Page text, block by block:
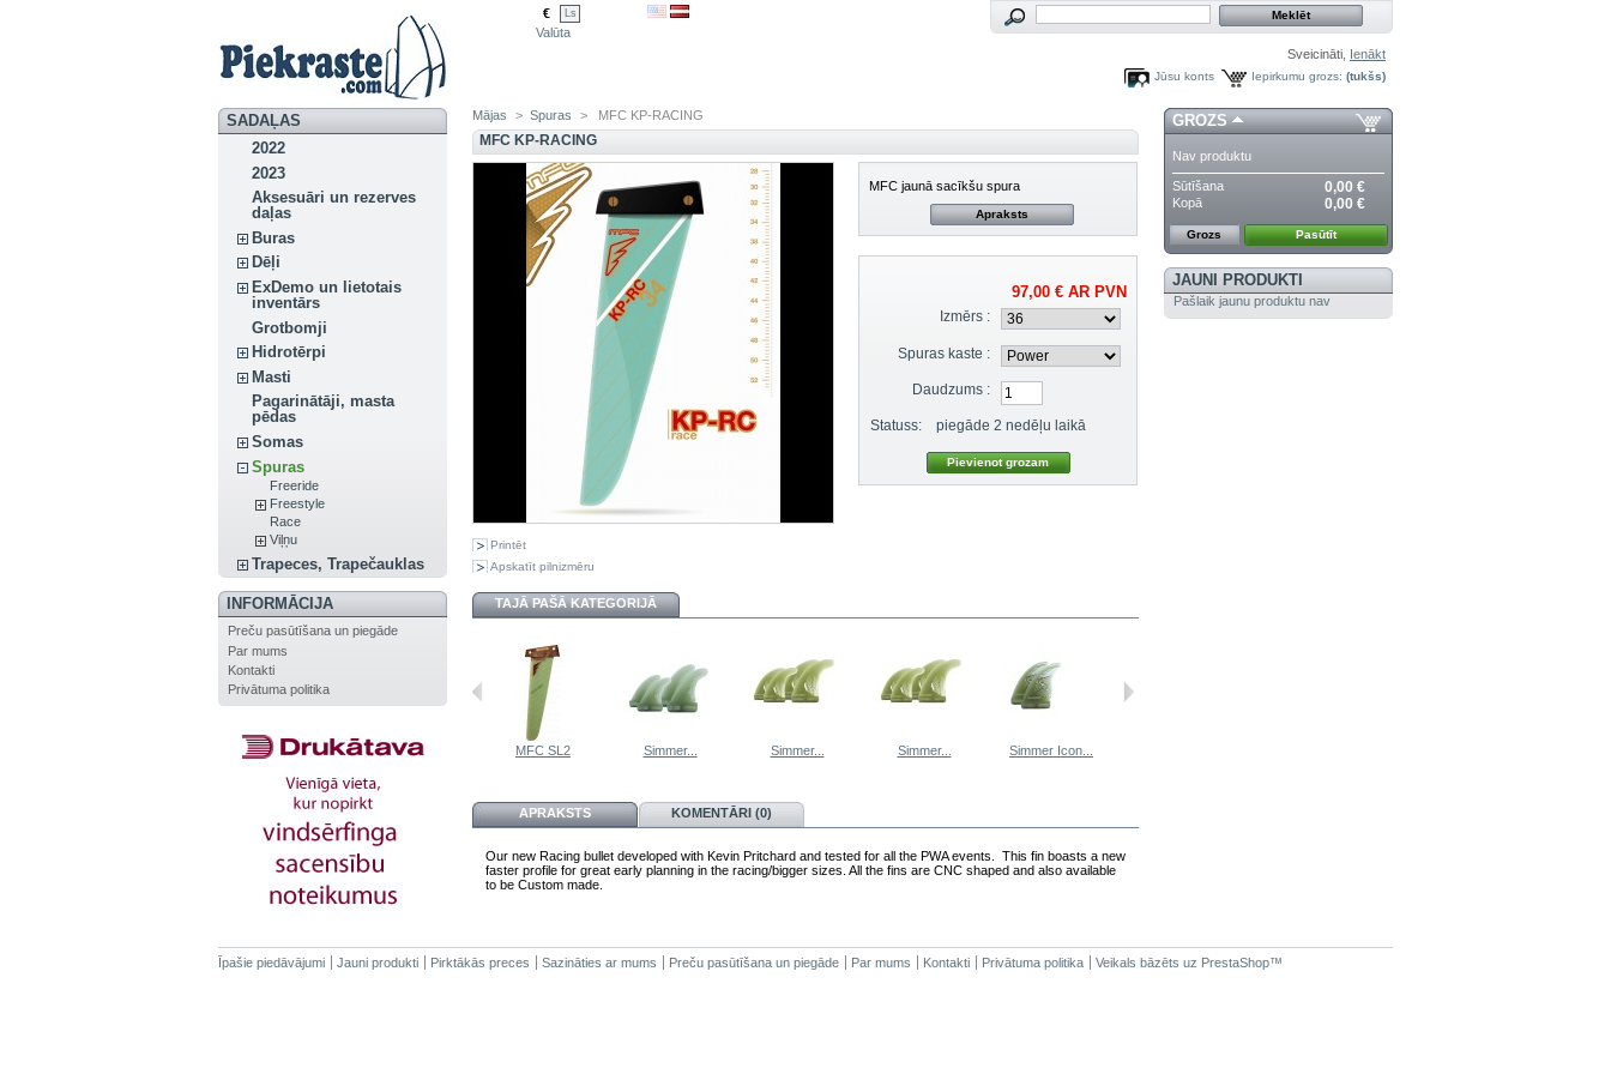
€ Ls
Valūta
Sveicināti, Ienākt
Iepirkumu grozs: (tukšs)
Jūsu konts
SADAĻAS
2022
2023
Aksesuāri un rezerves
daļas
Buras
Dēļi
ExDemo un lietotais
inventārs
Grotbomji
Hidrotērpi
Masti
Pagarinātāji, masta
pēdas
Somas
Spuras
Freeride
Freestyle
Race
Viļņu
Trapeces, Trapečauklas
INFORMĀCIJA
Preču pasūtīšana un piegāde
Par mums
Kontakti
Privātuma politika
Mājas > Spuras > MFC KP-RACING
MFC KP-RACING
Printēt
Apskatīt pilnizmēru
MFC jaunā sacīkšu spura
Apraksts
97,00 €AR PVN
Izmērs :
Spuras kaste :
Daudzums :
Statuss: piegāde 2 nedēļu laikā
TAJĀ PAŠĀ KATEGORIJĀ
MFC FREEWAVE MFC SL MFC SL2 Simmer... Simmer... Simmer... Simmer Icon...
APRAKSTS KOMENTĀRI (0)
Our new Racing bullet developed with Kevin Pritchard and tested for all the PWA events. This fin boasts a new
faster profile for great early planning in the racing/bigger sizes. All the fins are CNC shaped and also available
to be Custom made.
GROZS
Nav produktu
Sūtīšana 0,00 €
Kopā 0,00 €
Grozs Pasūtīt
JAUNI PRODUKTI
Pašlaik jaunu produktu nav
Īpašie piedāvājumi Jauni produkti Pirktākās preces Sazināties ar mums Preču pasūtīšana un piegāde Par mums Kontakti Privātuma politika Veikals bāzēts uz PrestaShop™